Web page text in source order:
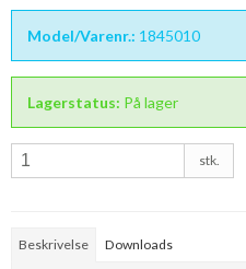
Model/Varenr.: 1845010
Lagerstatus: På lager
stk.
Beskrivelse Downloads